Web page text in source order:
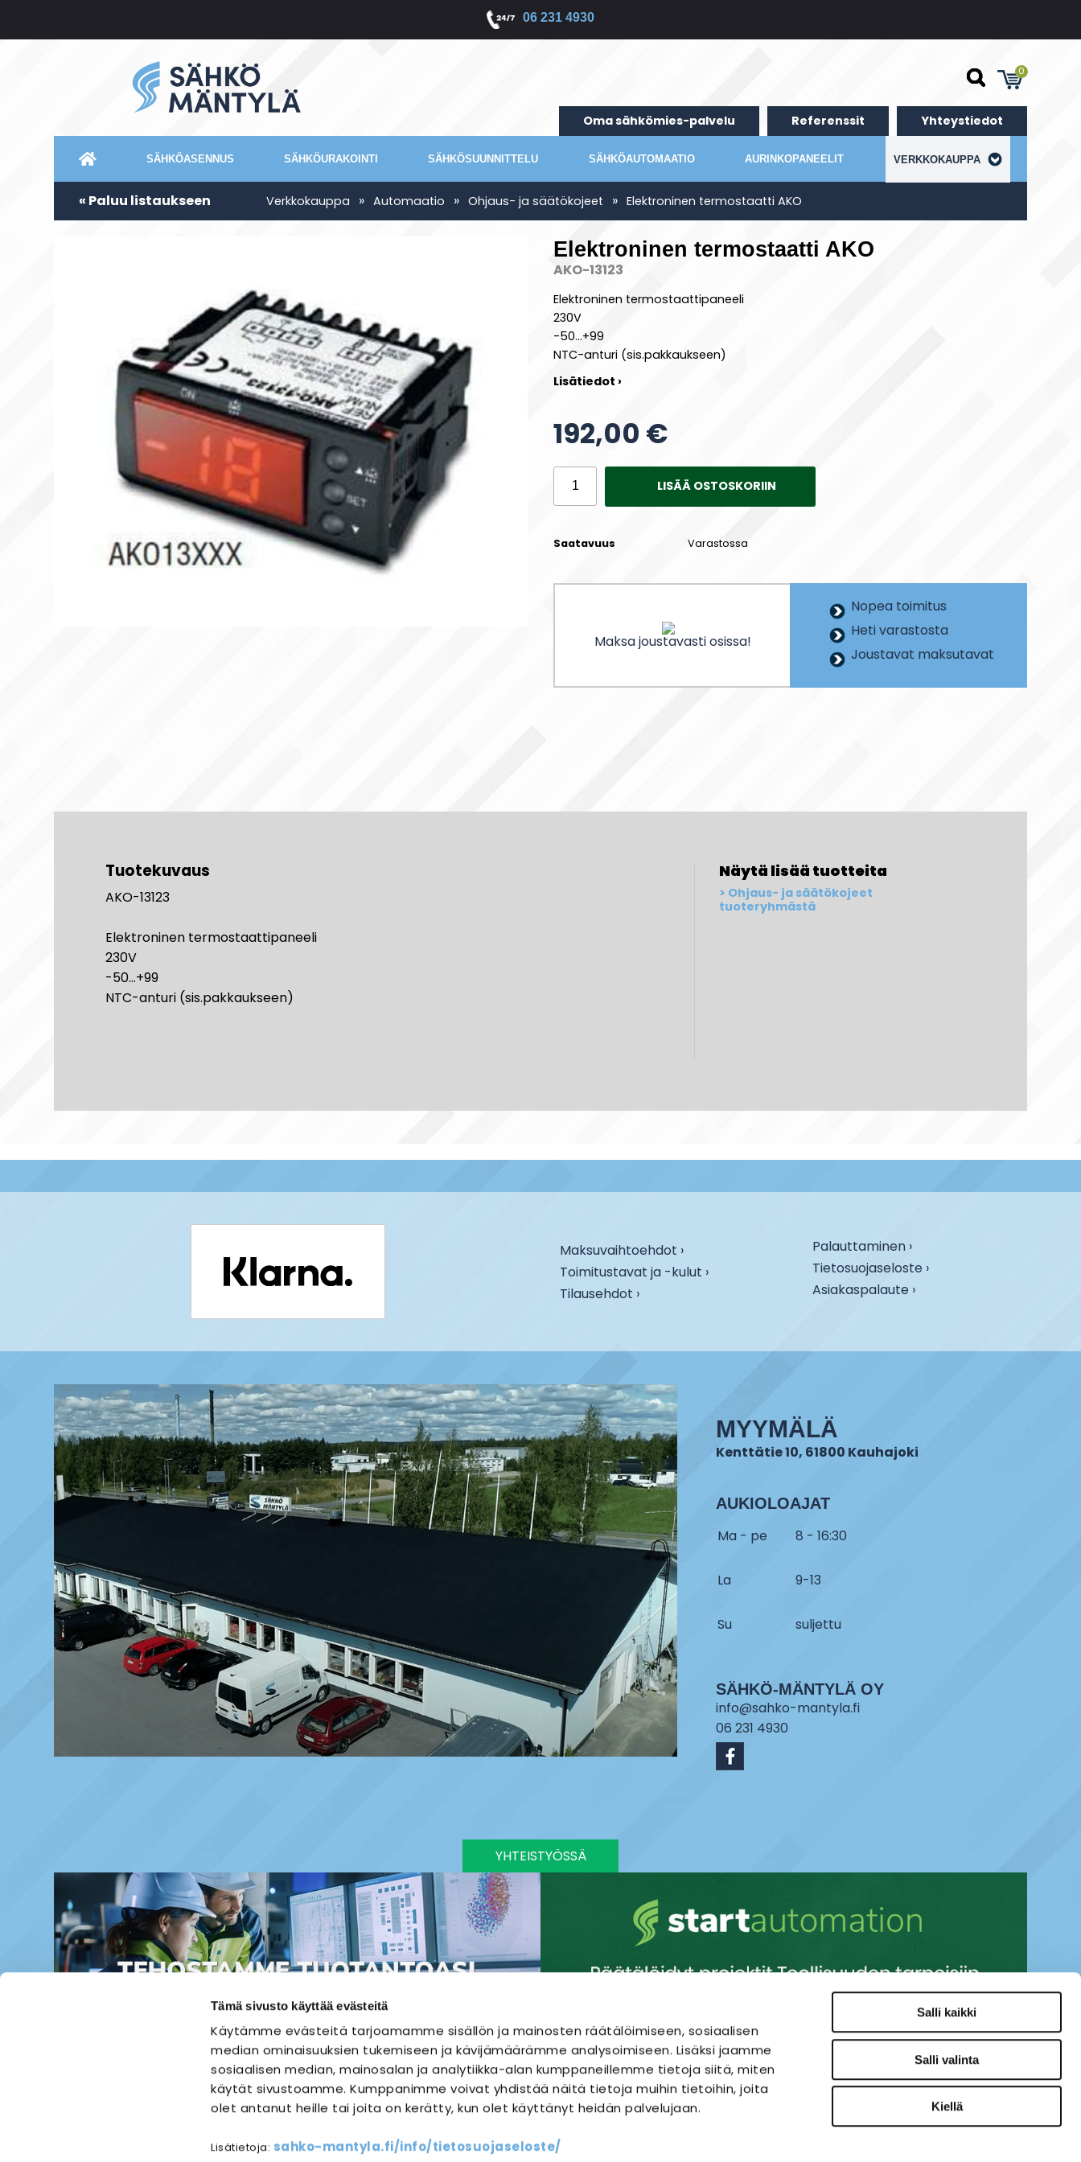
Tämä sivusto käyttää evästeitä
Käytämme evästeitä tarjoamamme sisällön ja mainosten räätälöimiseen, sosiaalisen
median ominaisuuksien tukemiseen ja kävijämäärämme analysoimiseen. Lisäksi jaamme
sosiaalisen median, mainosalan ja analytiikka-alan kumppaneillemme tietoja siitä, miten
käytät sivustoamme. Kumppanimme voivat yhdistää näitä tietoja muihin tietoihin, joita
olet antanut heille tai joita on kerätty, kun olet käyttänyt heidän palvelujaan.
Lisätietoja: sahko-mantyla.fi/info/tietosuojaseloste/
Salli kaikki
Salli valinta
Kiellä
06 231 4930
0
Oma sähkömies-palvelu Referenssit Yhteystiedot
SÄHKÖASENNUS SÄHKÖURAKOINTI SÄHKÖSUUNNITTELU SÄHKÖAUTOMAATIO AURINKOPANEELIT VERKKOKAUPPA
« Paluu listaukseen Verkkokauppa » Automaatio » Ohjaus- ja säätökojeet » Elektroninen termostaatti AKO
Elektroninen termostaatti AKO
AKO-13123
Elektroninen termostaattipaneeli
230V
-50...+99
NTC-anturi (sis.pakkaukseen)
Lisätiedot ›
192,00 €
LISÄÄ OSTOSKORIIN
Saatavuus Varastossa
Maksa joustavasti osissa!
Nopea toimitus
Heti varastosta
Joustavat maksutavat
Tuotekuvaus
AKO-13123
Elektroninen termostaattipaneeli
230V
-50...+99
NTC-anturi (sis.pakkaukseen)
Näytä lisää tuotteita
Ohjaus- ja säätökojeet
tuoteryhmästä
Maksuvaihtoehdot ›
Toimitustavat ja -kulut ›
Tilausehdot ›
Palauttaminen ›
Tietosuojaseloste ›
Asiakaspalaute ›
MYYMÄLÄ
Kenttätie 10, 61800 Kauhajoki
AUKIOLOAJAT
Ma - pe 8 - 16:30
La 9-13
Su suljettu
SÄHKÖ-MÄNTYLÄ OY
info@sahko-mantyla.fi
06 231 4930
YHTEISTYÖSSÄ
SÄHKÖASENNUS SÄHKÖURAKOINTI SÄHKÖSUUNNITTELU VERKKOKAUPPA
Referenssit Yhteystiedot